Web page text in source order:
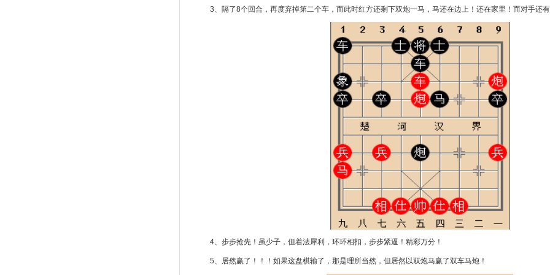
3、隔了8个回合，再度弃掉第二个车，而此时红方还剩下双炮一马，马还在边上！还在家里！而对手还有
4、步步抢先！虽少子，但着法犀利，环环相扣，步步紧逼！精彩万分！
5、居然赢了！！！如果这盘棋输了，那是理所当然，但居然以双炮马赢了双车马炮！